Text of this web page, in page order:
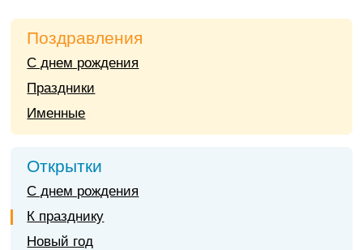
Поздравления
С днем рождения
Праздники
Именные
Открытки
С днем рождения
К празднику
Новый год